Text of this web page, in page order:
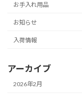
お手入れ用品
お知らせ
入荷情報
アーカイブ
2026年2月